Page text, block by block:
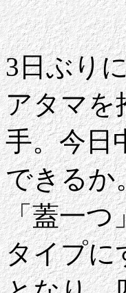
3日ぶり
アタマを
手。今日
できるか
「蓋一つ
タイプに